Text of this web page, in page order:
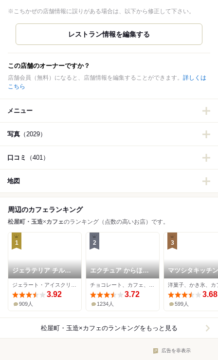
※こちかぜの店舗情報に誤りがある場合は、以下から修正して下さい。
この店舗のオーナーですか？
店舗会員（無料）になると、店舗情報を編集することができます。 詳しくは
こちら
メニュー
写真 （2029）
口コミ （401）
地図
周辺のカフェランキング
松屋町・玉造×カフェのランキング（点数の高いお店）です。
1
ジェラテリア チルコ
ドーロ
3.92
909人
2
エクチュア からほり
「蔵」本店
3.72
1234人
3
マツシタキッチン
洋菓子、かき氷、カ
3.68
599人
松屋町・玉造×カフェのランキングをもっと見る
広告を非表示